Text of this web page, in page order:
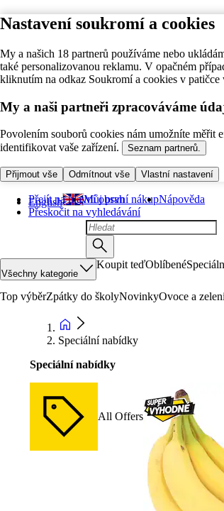
Nastavení soukromí a cookies
My a našich 18 partnerů používáme nebo
také personalizovanou reklamu. V opačném
kliknutím na odkaz Soukromí a cookies v patičce
My a naši partneři zpracováváme
Povolením souborů cookies nám umožníte měřit
identifikovat vaše zařízení.
Seznam partnerů.
Přijmout vše Odmítnout vše Vlastní nastavení
Přejít na hlavní obsah
Přeskočit na vyhledávání
English Můj první nákupNápověda
Všechny kategorie
Koupit teďOblíbené
Top výběrZpátky do školyNovinkyOvoce a
Speciální nabídky
Speciální nabídky
All Offers